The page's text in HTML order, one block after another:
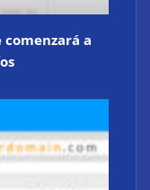
comenzará a